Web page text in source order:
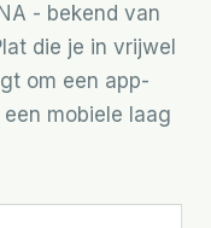
- bekend van
die je in vrijwel
om een app-
mobiele laag